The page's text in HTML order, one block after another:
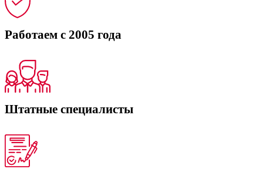
Работаем с 2005 года
Штатные специалисты